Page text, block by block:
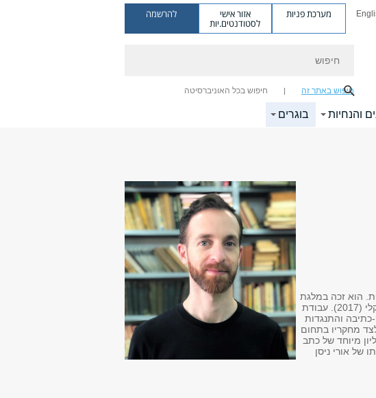
מערכת פניות אזור אישי
לסטודנטים.יות
להרשמה
חיפוש באתר זה חיפוש בכל האוניברסיטה
והנחיות בוגרים
הוא זכה במלגת
הדקאן לפוסט-דוקטורט במדעי הרוח לשנת תש"פ. בסן הוא בעל תואר דוקטור מאוניברסיטת קליפורניה, ברקלי (2017). עבודת
והתנגדות
מחקריו בתחום
מיוחד של כתב
של אורי ניסן